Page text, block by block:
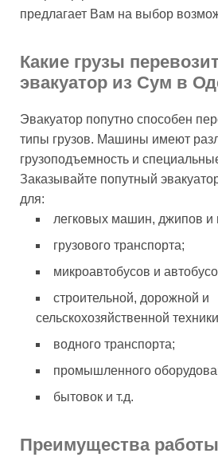
предлагает Вам на выбор
Какие грузы
эвакуатор из Сум в
Эвакуатор попутно способен
типы грузов. Машины имеют
грузоподъемность и
Заказывайте попутный
для:
легковых машин, джипов и
грузового транспорта;
микроавтобусов и
строительной, дорожной и
сельскохозяйственной
водного транспорта;
промышленного
бытовок и т.д.
Преимущества